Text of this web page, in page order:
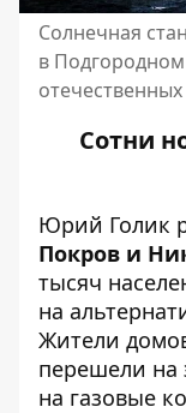
Солнечная
в
Сотни
Юрий Голик
Покров и
тысяч
на
Жители
перешели на
на газовые